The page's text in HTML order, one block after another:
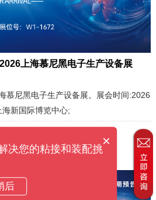
上海慕尼黑电子生产设备展
慕尼黑电子生产设备展。展会时间:2026
新国际博览中心;
×
决您的粘接和装配挑
后